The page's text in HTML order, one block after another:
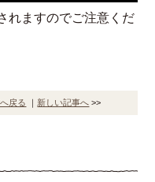
れますのでご注意くだ
戻る ｜ 新しい記事へ >>